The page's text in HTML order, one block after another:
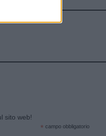
sito web!
* campo obbligatorio